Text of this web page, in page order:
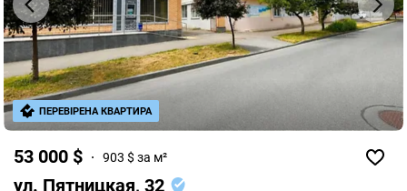
53 000 $ 903 $ за м²
ул. Пятницкая, 32
ПЕРЕВІРЕНА КВАРТИРА